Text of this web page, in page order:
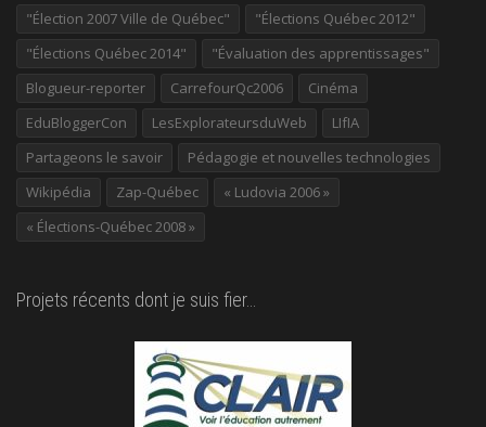
"Élection 2007 Ville de Québec"
"Élections Québec 2012"
"Élections Québec 2014"
"Évaluation des apprentissages"
Blogueur-reporter
CarrefourQc2006
Cinéma
EduBloggerCon
LesExplorateursduWeb
LIfIA
Partageons le savoir
Pédagogie et nouvelles technologies
Wikipédia
Zap-Québec
« Ludovia 2006 »
« Élections-Québec 2008 »
Projets récents dont je suis fier…